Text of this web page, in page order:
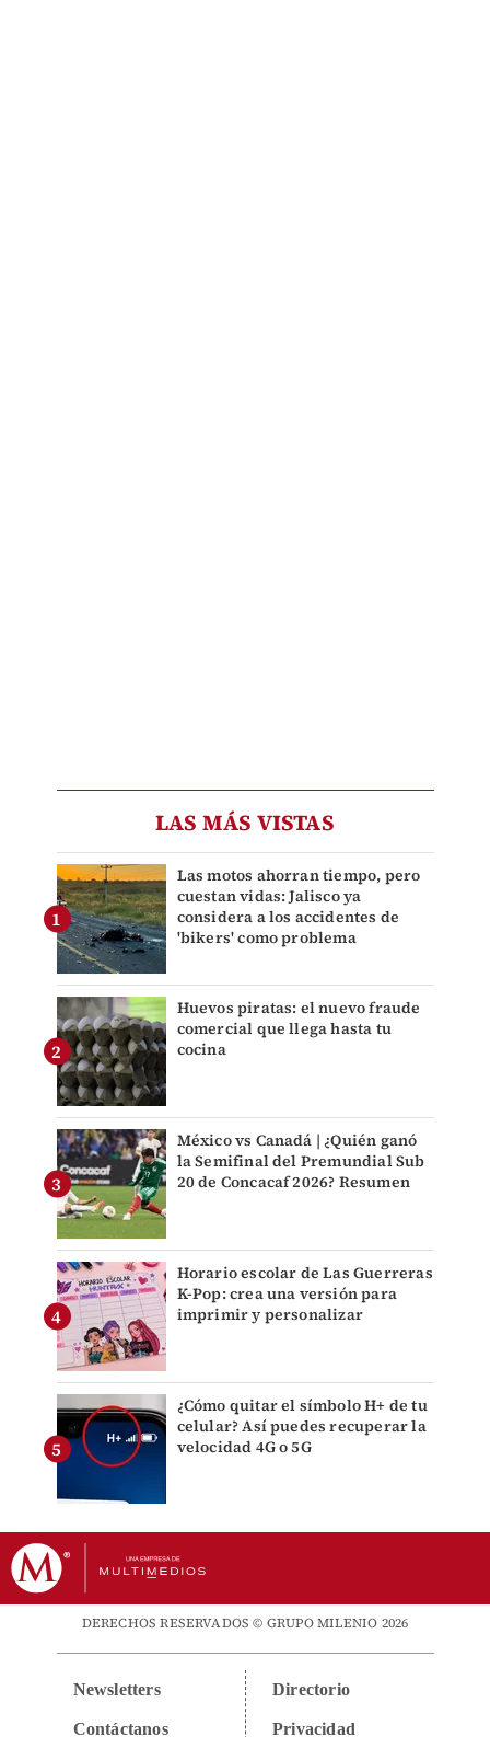
LAS MÁS VISTAS
Las motos ahorran tiempo, pero
cuestan vidas: Jalisco ya
considera a los accidentes de
'bikers' como problema
Huevos piratas: el nuevo fraude
comercial que llega hasta tu
cocina
México vs Canadá | ¿Quién ganó
la Semifinal del Premundial Sub
20 de Concacaf 2026? Resumen
Horario escolar de Las Guerreras
K-Pop: crea una versión para
imprimir y personalizar
¿Cómo quitar el símbolo H+ de tu
celular? Así puedes recuperar la
velocidad 4G o 5G
DERECHOS RESERVADOS © GRUPO MILENIO 2026
Newsletters
Contáctanos
Directorio
Privacidad